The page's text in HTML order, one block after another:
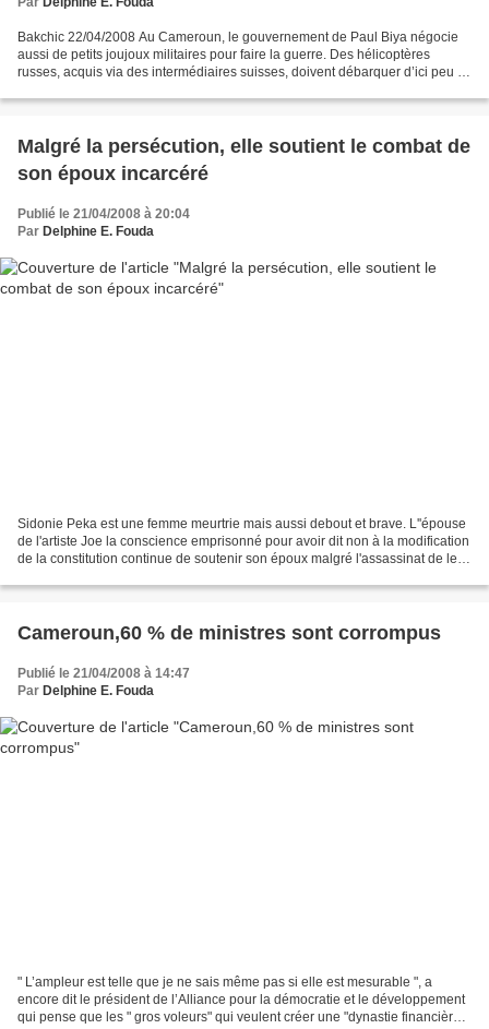
Bakchic 22/04/2008 Au Cameroun, le gouvernement de Paul Biya négocie
aussi de petits joujoux militaires pour faire la guerre. Des hélicoptères
russes, acquis via des intermédiaires suisses, doivent débarquer d’ici peu à
Malgré la persécution, elle soutient le combat de
son époux incarcéré
Publié le 21/04/2008 à 20:04
Par Delphine E. Fouda
Sidonie Peka est une femme meurtrie mais aussi debout et brave. L''épouse
de l'artiste Joe la conscience emprisonné pour avoir dit non à la modification
de la constitution continue de soutenir son époux malgré l'assassinat de leur
Cameroun,60 % de ministres sont corrompus
Publié le 21/04/2008 à 14:47
Par Delphine E. Fouda
" L’ampleur est telle que je ne sais même pas si elle est mesurable ", a
encore dit le président de l’Alliance pour la démocratie et le développement
qui pense que les " gros voleurs" qui veulent créer une "dynastie financière "